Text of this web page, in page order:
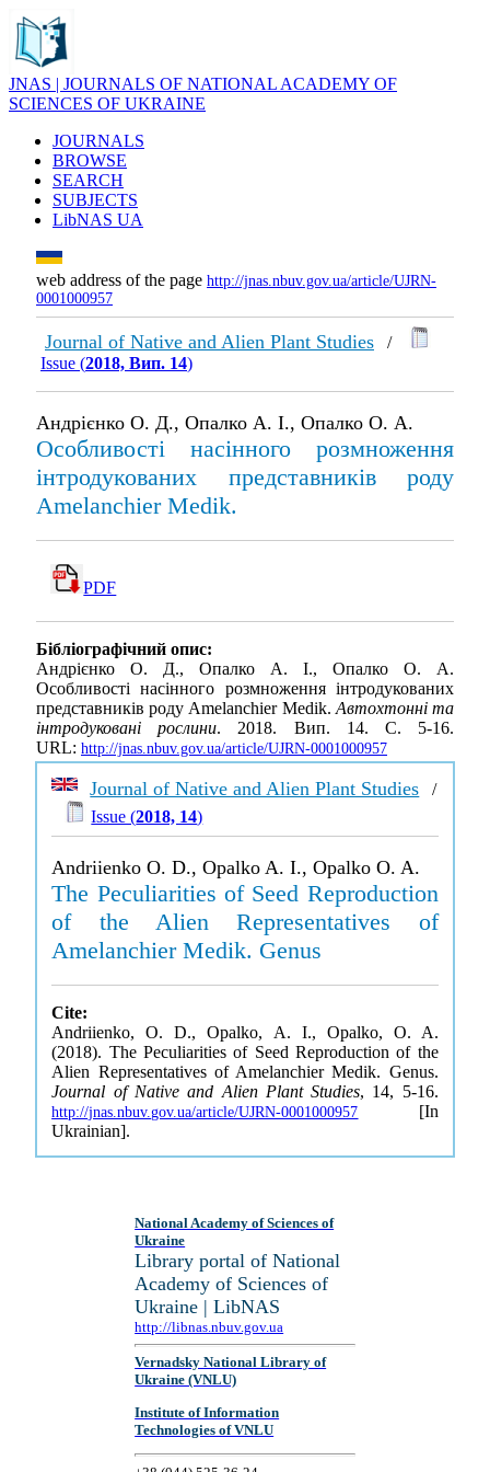
JNAS | JOURNALS OF NATIONAL ACADEMY OF
SCIENCES OF UKRAINE
JOURNALS
BROWSE
SEARCH
SUBJECTS
LibNAS UA
web address of the page http://jnas.nbuv.gov.ua/article/UJRN-
0001000957
Journal of Native and Alien Plant Studies /
Issue (2018, Вип. 14)
Андрієнко О. Д., Опалко А. І., Опалко О. А.
Особливості насінного розмноження
інтродукованих представників роду
Amelanchier Medik.
PDF
Бібліографічний опис:
Андрієнко О. Д., Опалко А. І., Опалко О. А.
Особливості насінного розмноження інтродукованих
представників роду Amelanchier Medik.Автохтонні та
інтродуковані рослини. 2018. Вип. 14. С. 5-16.
URL: http://jnas.nbuv.gov.ua/article/UJRN-0001000957
Journal of Native and Alien Plant Studies /
Issue (2018, 14)
Andriienko O. D., Opalko A. I., Opalko O. A.
The Peculiarities of Seed Reproduction
of the Alien Representatives of
Amelanchier Medik. Genus
Cite:
Andriienko, O. D., Opalko, A. I., Opalko, O. A.
(2018). The Peculiarities of Seed Reproduction of the
Alien Representatives of Amelanchier Medik. Genus.
Journal of Native and Alien Plant Studies, 14, 5-16.
http://jnas.nbuv.gov.ua/article/UJRN-0001000957 [In
Ukrainian].
National Academy of Sciences of
Ukraine
Library portal of National
Academy of Sciences of
Ukraine | LibNAS
http://libnas.nbuv.gov.ua
Vernadsky National Library of
Ukraine (VNLU)
Institute of Information
Technologies of VNLU